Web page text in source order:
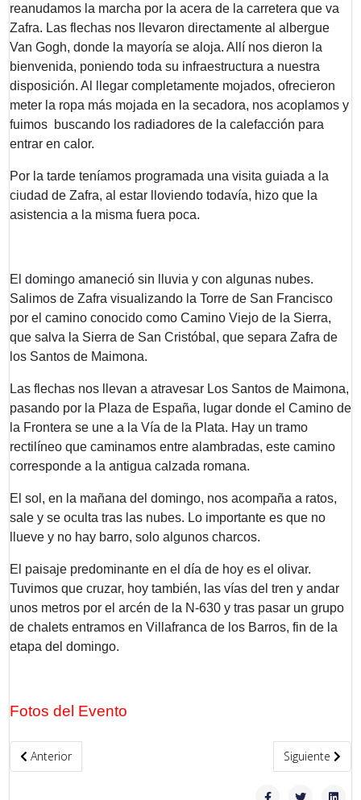
reanudamos la marcha por la acera de la carretera que va
Zafra. Las flechas nos llevaron directamente al albergue
Van Gogh, donde la mayoría se aloja. Allí nos dieron la
bienvenida, poniendo toda su infraestructura a nuestra
disposición. Al llegar completamente mojados, ofrecieron
meter la ropa más mojada en la secadora, nos acoplamos y
fuimos buscando los radiadores de la calefacción para
entrar en calor.
Por la tarde teníamos programada una visita guiada a la
ciudad de Zafra, al estar lloviendo todavía, hizo que la
asistencia a la misma fuera poca.
El domingo amaneció sin lluvia y con algunas nubes.
Salimos de Zafra visualizando la Torre de San Francisco
por el camino conocido como Camino Viejo de la Sierra,
que salva la Sierra de San Cristóbal, que separa Zafra de
los Santos de Maimona.
Las flechas nos llevan a atravesar Los Santos de Maimona,
pasando por la Plaza de España, lugar donde el Camino de
la Frontera se une a la Vía de la Plata. Hay un tramo
rectilíneo que caminamos entre alambradas, este camino
corresponde a la antigua calzada romana.
El sol, en la mañana del domingo, nos acompaña a ratos,
sale y se oculta tras las nubes. Lo importante es que no
llueve y no hay barro, solo algunos charcos.
El paisaje predominante en el día de hoy es el olivar.
Tuvimos que cruzar, hoy también, las vías del tren y andar
unos metros por el arcén de la N-630 y tras pasar un grupo
de chalets entramos en Villafranca de los Barros, fin de la
etapa del domingo.
Fotos del Evento
Artículo anterior: Semana Santa 2018 - Ofrenda floral a las
Anterior Artículo
Siguiente